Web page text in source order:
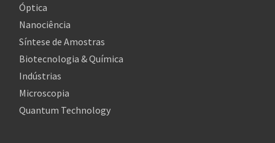
Óptica
Nanociência
Síntese de Amostras
Biotecnologia & Química
Indústrias
Microscopia
Quantum Technology